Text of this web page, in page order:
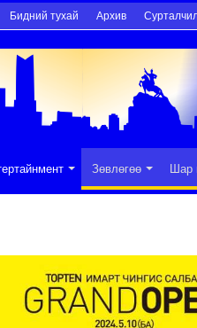
Бидний тухай Архив
Зөвлөгөө Шар